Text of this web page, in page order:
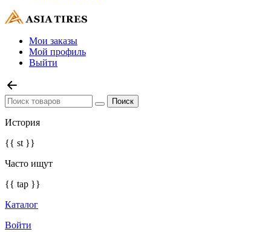
Мои заказы
Мой профиль
Выйти
История
{{ st }}
Часто ищут
{{ tap }}
Каталог
Войти